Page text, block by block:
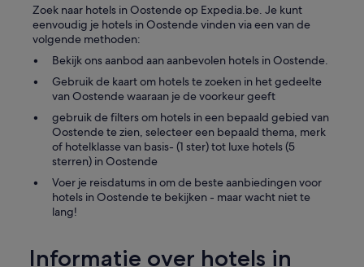
Zoek naar hotels in Oostende op Expedia.be. Je kunt
eenvoudig je hotels in Oostende vinden via een van de
volgende methoden:
Bekijk ons aanbod aan aanbevolen hotels in Oostende.
Gebruik de kaart om hotels te zoeken in het gedeelte
van Oostende waaraan je de voorkeur geeft
gebruik de filters om hotels in een bepaald gebied van
Oostende te zien, selecteer een bepaald thema, merk
of hotelklasse van basis- (1 ster) tot luxe hotels (5
sterren) in Oostende
Voer je reisdatums in om de beste aanbiedingen voor
hotels in Oostende te bekijken - maar wacht niet te
lang!
Informatie over hotels in